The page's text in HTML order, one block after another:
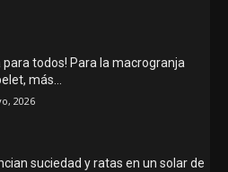
para todos! Para la macrogranja
más…
2026
suciedad y ratas en un solar de